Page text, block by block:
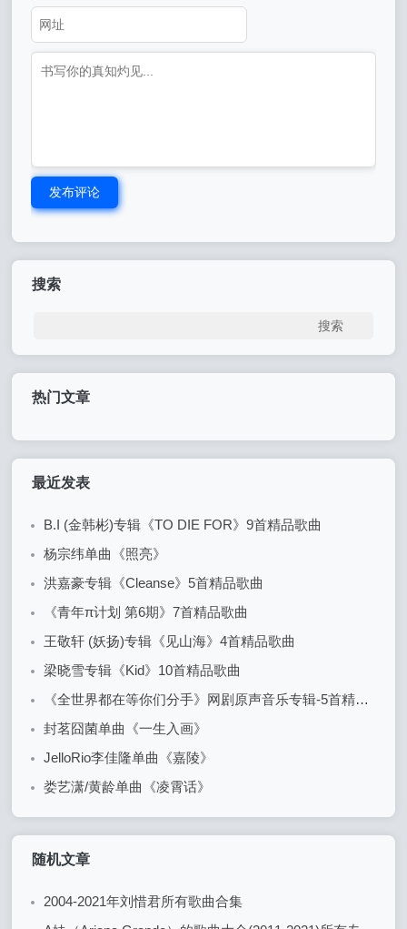
发布评论
搜索
热门文章
最近发表
B.I (金韩彬)专辑《TO DIE FOR》9首精品歌曲
杨宗纬单曲《照亮》
洪嘉豪专辑《Cleanse》5首精品歌曲
《青年π计划 第6期》7首精品歌曲
王敬轩 (妖扬)专辑《见山海》4首精品歌曲
梁晓雪专辑《Kid》10首精品歌曲
《全世界都在等你们分手》网剧原声音乐专辑-5首精品歌曲+20首配乐
封茗囧菌单曲《一生入画》
JelloRio李佳隆单曲《嘉陵》
娄艺潇/黄龄单曲《凌霄话》
随机文章
2004-2021年刘惜君所有歌曲合集